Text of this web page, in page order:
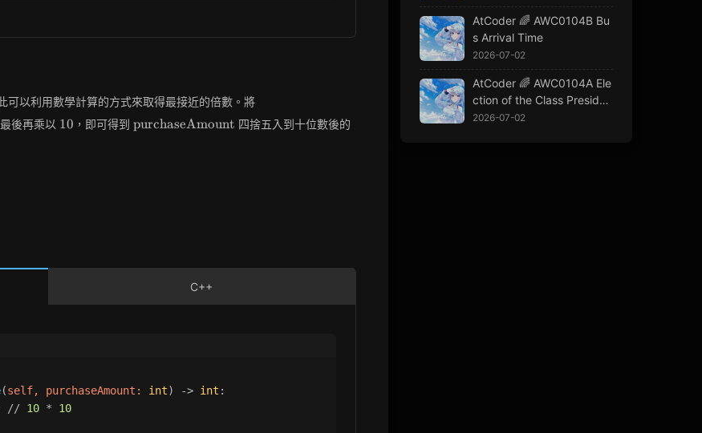
可以利用數學計算的方式來取得最接近的倍數。將
後再乘以 10
10 ，即可得到 \text{purchaseAmount}
purchaseAmount 四捨五入到十位數後的
C++
(self, purchaseAmount: int) -> int :
// 10 * 10
AtCoder 🌈 AWC0104B Bu
s Arrival Time
2026-07-02
AtCoder 🌈 AWC0104A Ele
ction of the Class Presiden
t2026-07-02